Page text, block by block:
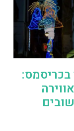
בכריסמס: